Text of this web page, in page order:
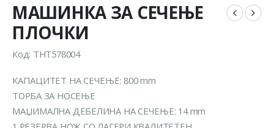
МАШИНКА ЗА СЕЧЕЊЕ
ПЛОЧКИ
Код: THT578004
КАПАЦИТЕТ НА СЕЧЕЊЕ: 800 mm
ТОРБА ЗА НОСЕЊЕ
МАЏИМАЛНА ДЕБЕЛИНА НА СЕЧЕЊЕ: 14 mm